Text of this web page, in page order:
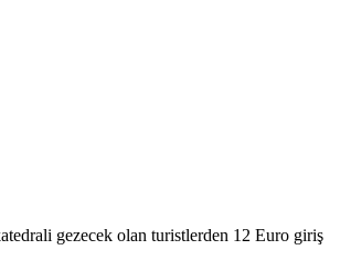
gezecek olan turistlerden 12 Euro giriş